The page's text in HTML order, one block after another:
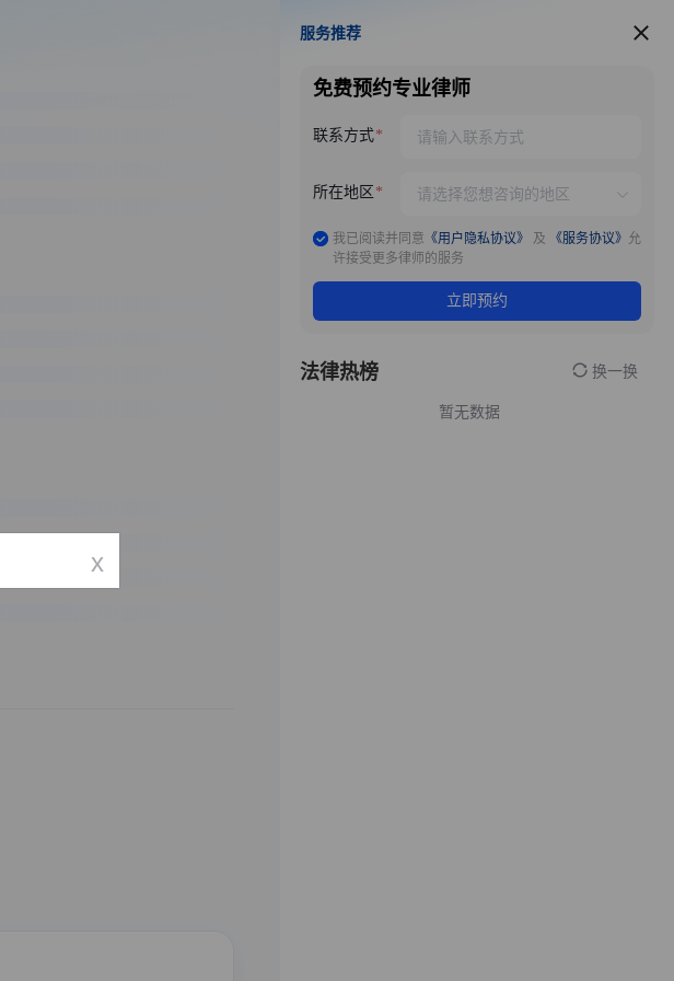
服务推荐
服务推荐
免费预约专业律师
联系方式
所在地区
我已阅读并同意 《用户隐私协议》 及 《服务协议》 允
许接受更多律师的服务
立即预约
法律热榜 换一换
暂无数据
x